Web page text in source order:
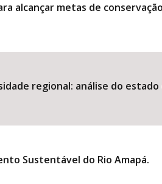
alcançar metas de
regional: análise do
Sustentável do Rio Amapá.